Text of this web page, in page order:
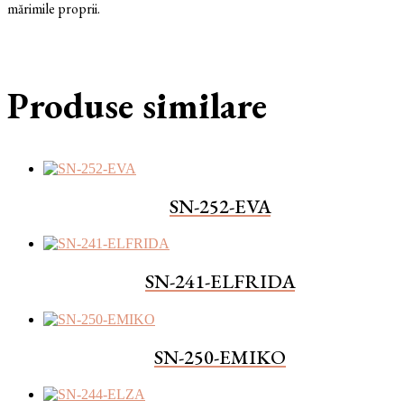
mărimile proprii.
Produse similare
SN-252-EVA
SN-241-ELFRIDA
SN-250-EMIKO